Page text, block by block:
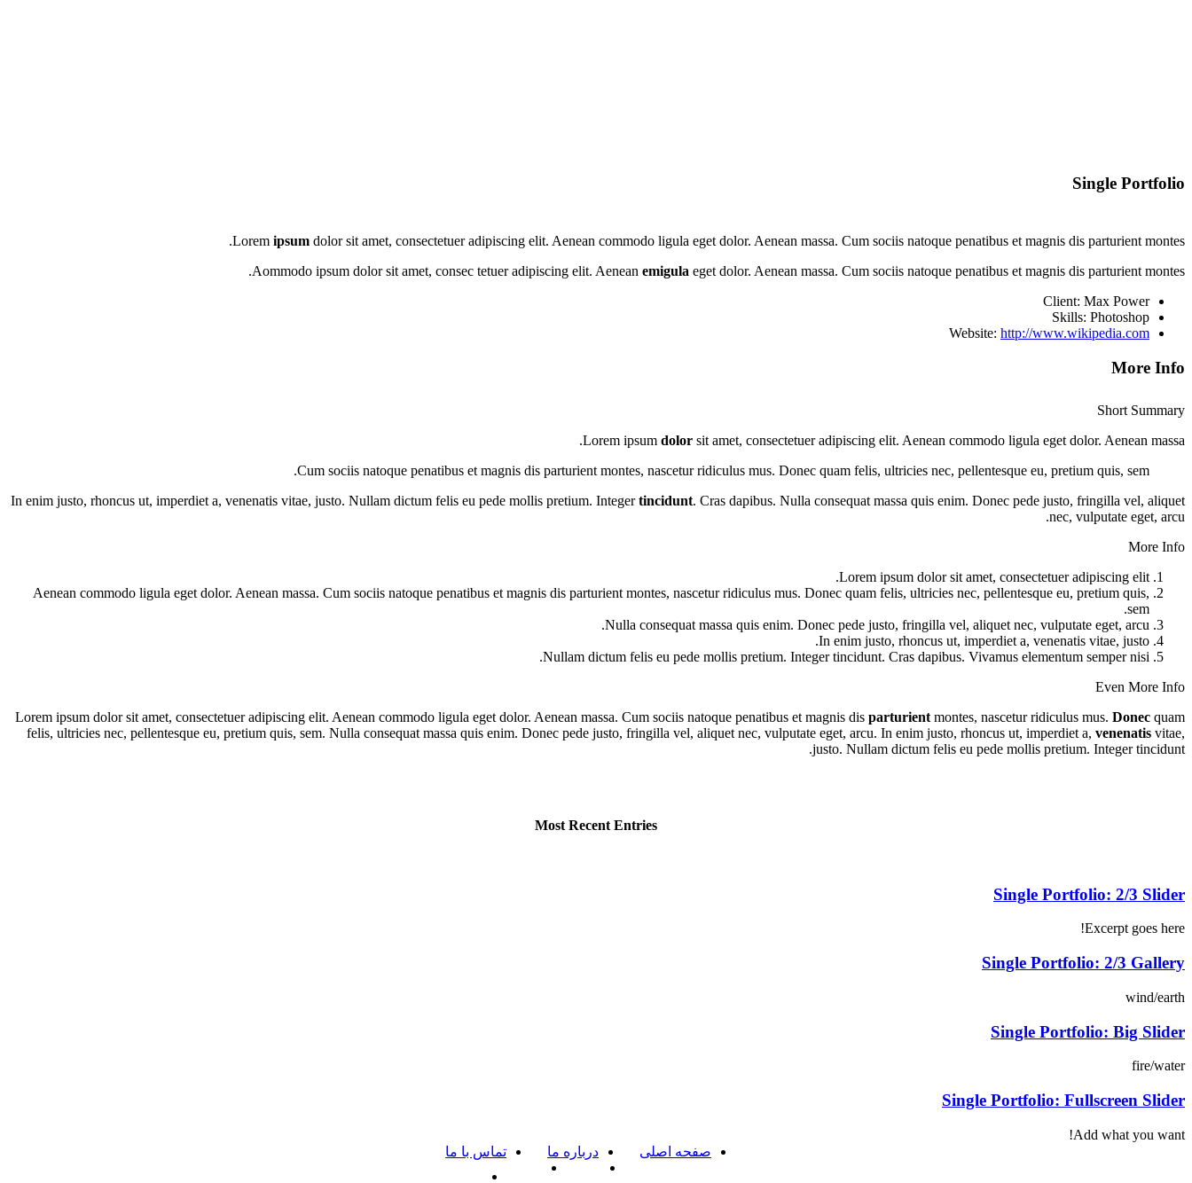
Single Portfolio
Lorem ipsum dolor sit amet, consectetuer adipiscing elit. Aenean commodo ligula eget dolor. Aenean massa. Cum sociis natoque penatibus et magnis dis parturient montes.
Aommodo ipsum dolor sit amet, consec tetuer adipiscing elit. Aenean emigula eget dolor. Aenean massa. Cum sociis natoque penatibus et magnis dis parturient montes.
Client: Max Power
Skills: Photoshop
Website: http://www.wikipedia.com
More Info
Short Summary
Lorem ipsum dolor sit amet, consectetuer adipiscing elit. Aenean commodo ligula eget dolor. Aenean massa.
Cum sociis natoque penatibus et magnis dis parturient montes, nascetur ridiculus mus. Donec quam felis, ultricies nec, pellentesque eu, pretium quis, sem.
In enim justo, rhoncus ut, imperdiet a, venenatis vitae, justo. Nullam dictum felis eu pede mollis pretium. Integertincidunt. Cras dapibus. Nulla consequat massa quis enim. Donec pede justo, fringilla vel, aliquet
nec, vulputate eget, arcu.
More Info
Lorem ipsum dolor sit amet, consectetuer adipiscing elit.
Aenean commodo ligula eget dolor. Aenean massa. Cum sociis natoque penatibus et magnis dis parturient montes, nascetur ridiculus mus. Donec quam felis, ultricies nec, pellentesque eu, pretium quis,
sem.
Nulla consequat massa quis enim. Donec pede justo, fringilla vel, aliquet nec, vulputate eget, arcu.
In enim justo, rhoncus ut, imperdiet a, venenatis vitae, justo.
Nullam dictum felis eu pede mollis pretium. Integer tincidunt. Cras dapibus. Vivamus elementum semper nisi.
Even More Info
Lorem ipsum dolor sit amet, consectetuer adipiscing elit. Aenean commodo ligula eget dolor. Aenean massa. Cum sociis natoque penatibus et magnis dis parturientmontes, nascetur ridiculus mus. Donec quam
felis, ultricies nec, pellentesque eu, pretium quis, sem. Nulla consequat massa quis enim. Donec pede justo, fringilla vel, aliquet nec, vulputate eget, arcu. In enim justo, rhoncus ut, imperdiet a, venenatis vitae,
justo. Nullam dictum felis eu pede mollis pretium. Integer tincidunt.
Most Recent Entries
Single Portfolio: 2/3 Slider
Excerpt goes here!
Single Portfolio: 2/3 Gallery
wind/earth
Single Portfolio: Big Slider
fire/water
Single Portfolio: Fullscreen Slider
Add what you want!
صفحه اصلی
درباره ما تماس با ما